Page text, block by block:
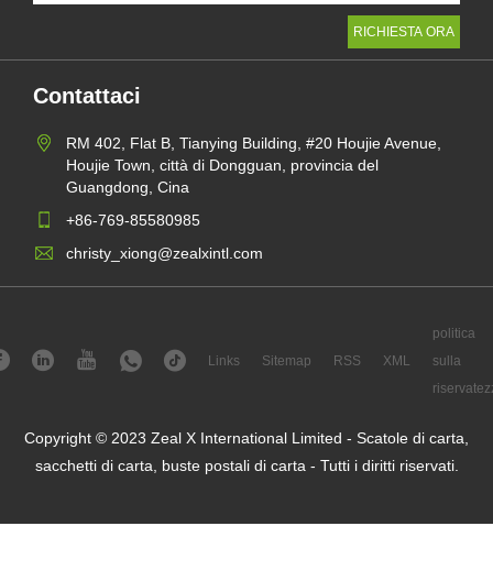
Contattaci
RM 402, Flat B, Tianying Building, #20 Houjie Avenue,
Houjie Town, città di Dongguan, provincia del
Guangdong, Cina
+86-769-85580985
christy_xiong@zealxintl.com
Links Sitemap RSS XML
politica
sulla
Copyright © 2023 Zeal X International Limited - Scatole di carta,
sacchetti di carta, buste postali di carta - Tutti i diritti riservati.